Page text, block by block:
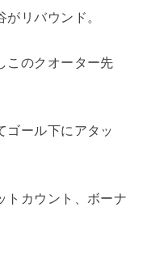
リバウンド。
このクオーター先
ゴール下にアタッ
トカウント、ボーナ